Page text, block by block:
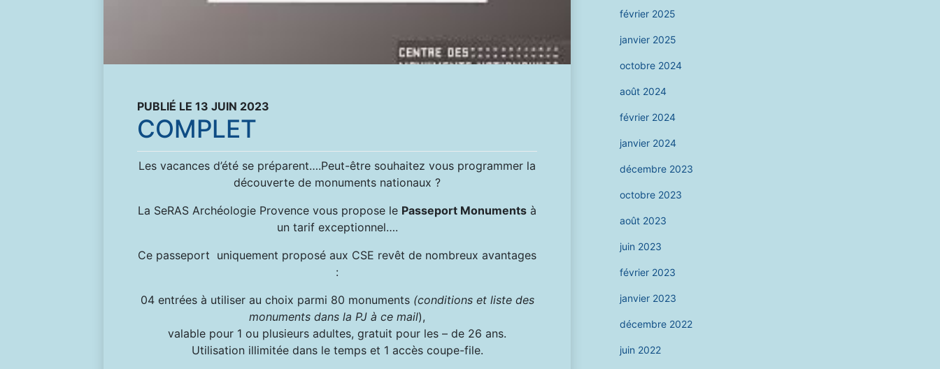
PUBLIÉ LE 13 JUIN 2023
COMPLET
Les vacances d’été se préparent….Peut-être souhaitez vous programmer la
découverte de monuments nationaux ?
La SeRAS Archéologie Provence vous propose le Passeport Monuments à
un tarif exceptionnel….
Ce passeport uniquement proposé aux CSE revêt de nombreux avantages
:
04 entrées à utiliser au choix parmi 80 monuments (conditions et liste des
monuments dans la PJ à ce mail),
valable pour 1 ou plusieurs adultes, gratuit pour les – de 26 ans.
Utilisation illimitée dans le temps et 1 accès coupe-file.
février 2025
janvier 2025
octobre 2024
août 2024
février 2024
janvier 2024
décembre 2023
octobre 2023
août 2023
juin 2023
février 2023
janvier 2023
décembre 2022
juin 2022